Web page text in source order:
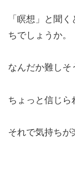
「瞑想」と聞
ちでしょうか。
なんだか難しそ
ちょっと信じら
それで気持ちが